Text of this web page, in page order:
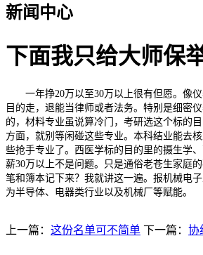
新闻中心
下面我只给大师保
一年挣20万以至30万以上很有但愿。像仪
目的走，退能当律师或者法务。特别是细密
的，材料专业虽说算冷门，考研选这个标的
方面，就别等闲碰这些专业。本科结业能去
些抢手专业了。西医学标的目的里的摄生学
薪30万以上不是问题。只是通俗老苍生家庭
笔和簿本记下来？我就讲这一遍。报机械电
为半导体、电器类行业以及机械厂等赋能。
上一篇： 这份名单可不简单 下一篇： 协